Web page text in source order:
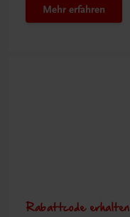
Mehr erfahren
Rabattcode erhalten